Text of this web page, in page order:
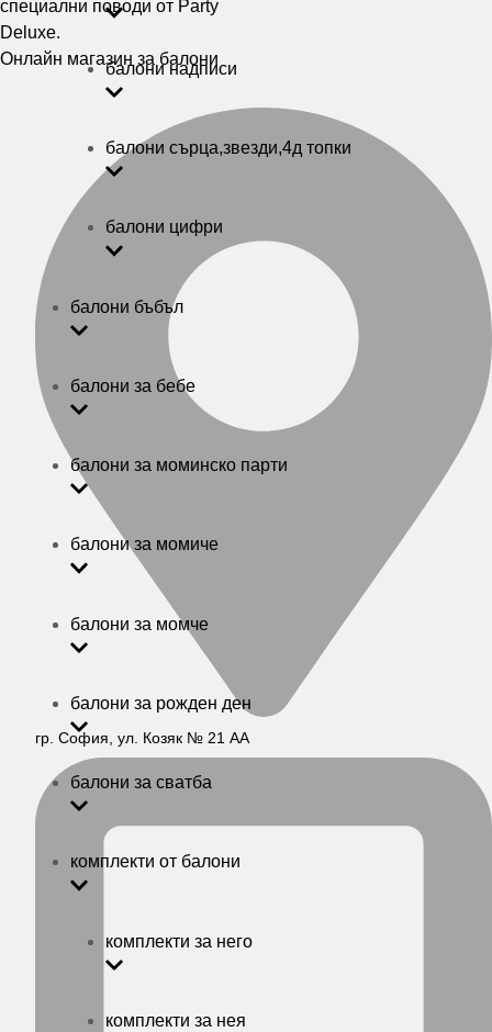
балони надписи
балони сърца,звезди,4д топки
балони цифри
балони бъбъл
балони за бебе
балони за моминско парти
балони за момиче
балони за момче
балони за рожден ден
балони за сватба
комплекти от балони
комплекти за него
комплекти за нея
Онлайн магазин за балони
гр. София, ул. Козяк № 21 АА